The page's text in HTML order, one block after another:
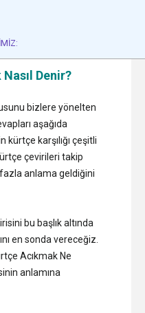
Denir?
bizlere yönelten
aşağıda
karşılığı çeşitli
çevirileri takip
anlama geldiğini
bu başlık altında
en sonda vereceğiz.
Acıkmak Ne
anlamına